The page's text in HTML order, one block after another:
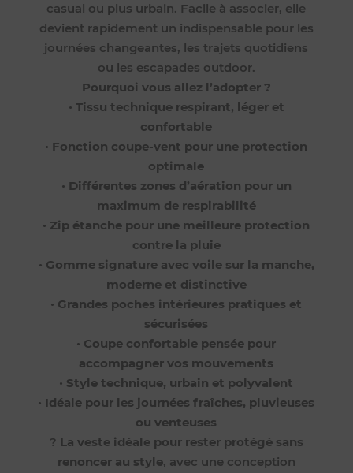
casual ou plus urbain. Facile à associer, elle
devient rapidement un indispensable pour les
journées changeantes, les trajets quotidiens
ou les escapades outdoor.
Pourquoi vous allez l’adopter ?
• Tissu technique respirant, léger et
confortable
• Fonction coupe-vent pour une protection
optimale
• Différentes zones d’aération pour un
maximum de respirabilité
• Zip étanche pour une meilleure protection
contre la pluie
• Gomme signature avec voile sur la manche,
moderne et distinctive
• Grandes poches intérieures pratiques et
sécurisées
• Coupe confortable pensée pour
accompagner vos mouvements
• Style technique, urbain et polyvalent
• Idéale pour les journées fraîches, pluvieuses
ou venteuses
? La veste idéale pour rester protégé sans
renoncer au style, avec une conception